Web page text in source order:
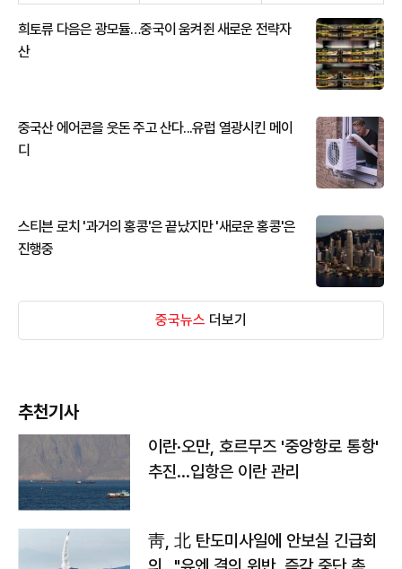
희토류 다음은 광모듈…중국이 움켜쥔 새로운 전략자
산
중국산 에어콘을 웃돈 주고 산다...유럽 열광시킨 메이
디
스티븐 로치 '과거의 홍콩'은 끝났지만 '새로운 홍콩'은
진행중
중국뉴스 더보기
추천기사
이란·오만, 호르무즈 '중앙항로 통항'
추진…입항은 이란 관리
靑, 北 탄도미사일에 안보실 긴급회